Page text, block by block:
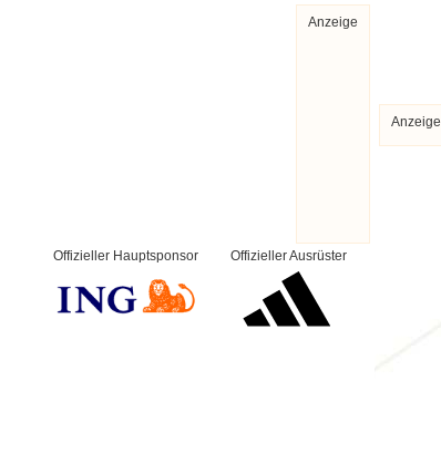
Anzeige
Offizieller Ausrüster
Offizieller Hauptsponsor
Anzeige